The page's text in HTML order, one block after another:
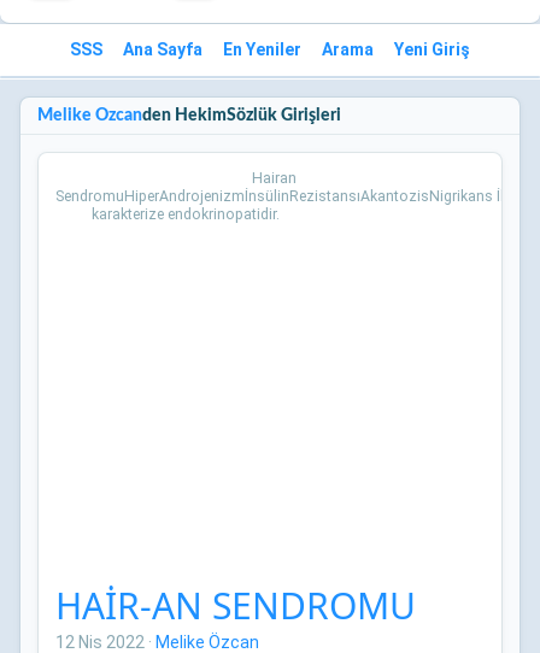
SSS Ana Sayfa En Yeniler Arama Yeni Giriş
Melike Özcanden HekimSözlük Girişleri
Hairan
SendromuHiperAndrojenizmİnsülinRezistansıAkantozisNigrikans İle
karakterize endokrinopatidir.
HAİR-AN SENDROMU
12 Nis 2022 · Melike Özcan